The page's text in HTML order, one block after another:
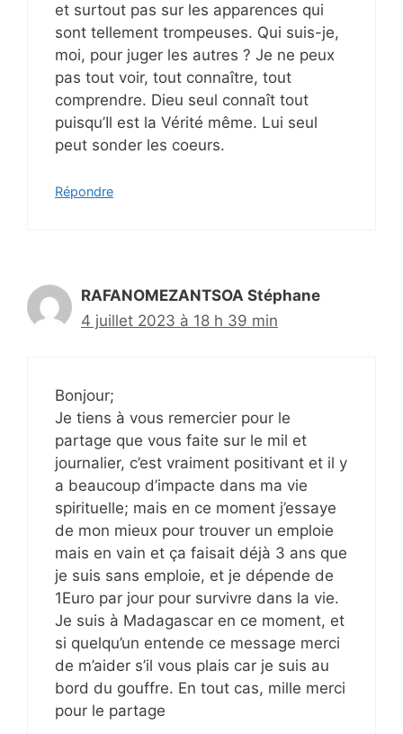
et surtout pas sur les apparences qui
sont tellement trompeuses. Qui suis-je,
moi, pour juger les autres ? Je ne peux
pas tout voir, tout connaître, tout
comprendre. Dieu seul connaît tout
puisqu’Il est la Vérité même. Lui seul
peut sonder les coeurs.
Répondre
RAFANOMEZANTSOA Stéphane
4 juillet 2023 à 18 h 39 min
Bonjour;
Je tiens à vous remercier pour le
partage que vous faite sur le mil et
journalier, c’est vraiment positivant et il y
a beaucoup d’impacte dans ma vie
spirituelle; mais en ce moment j’essaye
de mon mieux pour trouver un emploie
mais en vain et ça faisait déjà 3 ans que
je suis sans emploie, et je dépende de
1Euro par jour pour survivre dans la vie.
Je suis à Madagascar en ce moment, et
si quelqu’un entende ce message merci
de m’aider s’il vous plais car je suis au
bord du gouffre. En tout cas, mille merci
pour le partage